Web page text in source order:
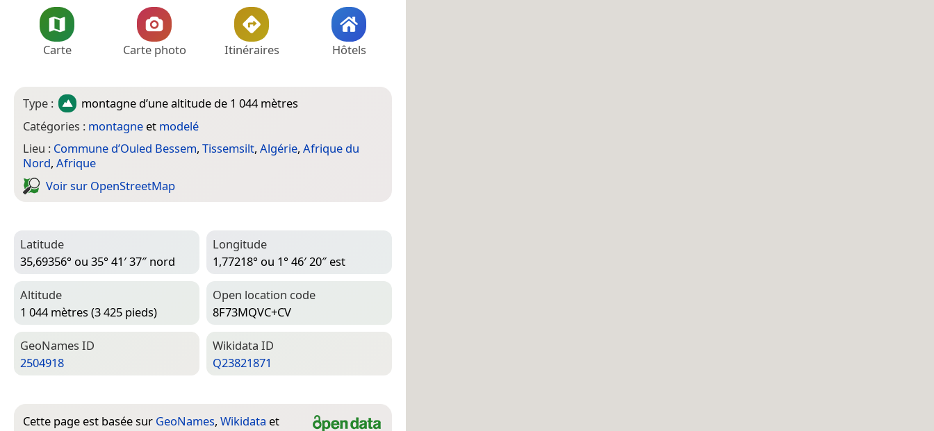
Carte Carte photo Itinéraires Hôtels
Type : montagne d’une altitude de 1 044 mètres
Catégories : montagne et modelé
Lieu : Commune d’Ouled Bessem, Tissemsilt, Algérie, Afrique du
Nord, Afrique
Voir sur Open­Street­Map
Latitude
35,69356° ou 35° 41′ 37″ nord
Longitude
1,77218° ou 1° 46′ 20″ est
Altitude
1 044 mètres (3 425 pieds)
Open location code
8F73MQVC+CV
Geo­Names ID
2504918
Wiki­data ID
Q23821871
Cette page est basée sur GeoNames, Wikidata et